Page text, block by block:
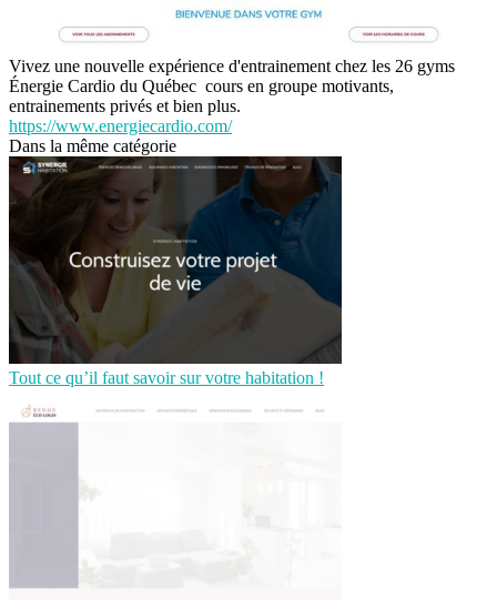
Vivez une nouvelle expérience d'entrainement chez les 26 gyms
Énergie Cardio du Québec cours en groupe motivants,
entrainements privés et bien plus.
https://www.energiecardio.com/
Dans la même catégorie
Tout ce qu’il faut savoir sur votre habitation !